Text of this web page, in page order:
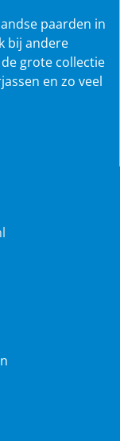
paarden in
bij andere
grote collectie
en zo veel